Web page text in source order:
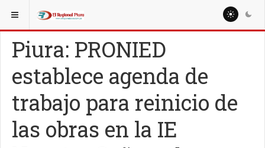
ESTÁ AQUÍ: REGIÓN PIURA
Piura: PRONIED
establece agenda de
trabajo para reinicio de
las obras en la IE